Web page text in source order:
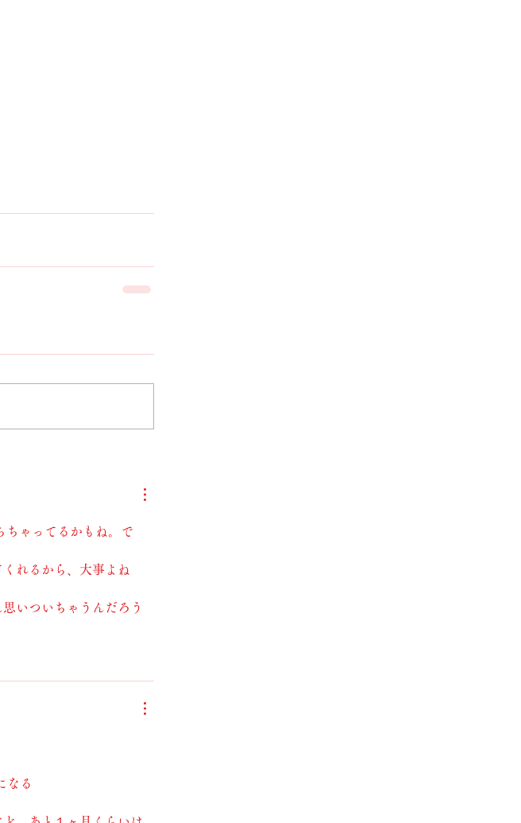
ちゃってるかもね。で
れるから、大事よね
いついちゃうんだろう
なる